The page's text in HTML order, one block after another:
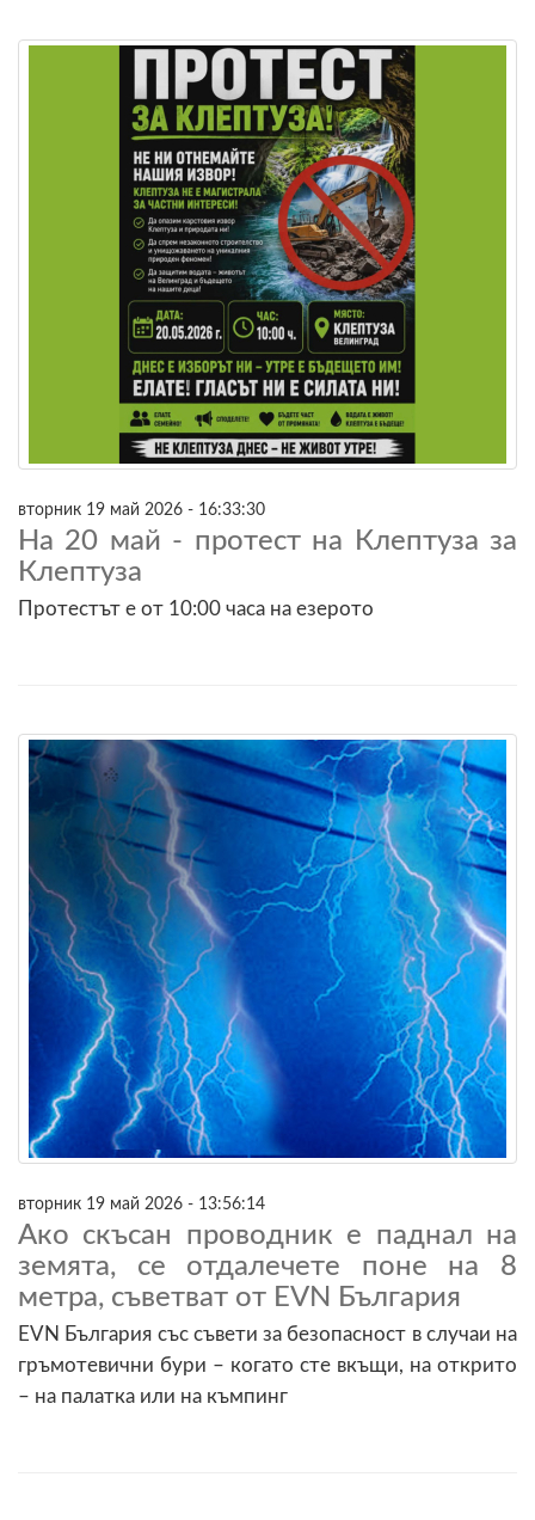
вторник 19 май 2026 - 16:33:30
На 20 май - протест на Клептуза за
Клептуза
Протестът е от 10:00 часа на езерото
вторник 19 май 2026 - 13:56:14
Ако скъсан проводник е паднал на
земята, се отдалечете поне на 8
метра, съветват от EVN България
EVN България със съвети за безопасност в случаи на
гръмотевични бури – когато сте вкъщи, на открито
– на палатка или на къмпинг